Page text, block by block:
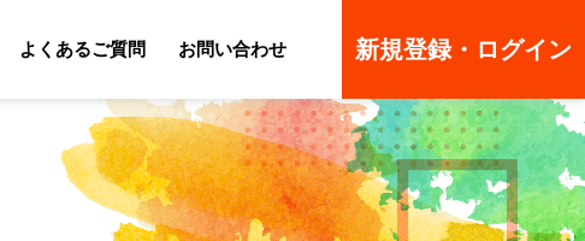
よくあるご質問
お問い合わせ 新規登録・ログイン